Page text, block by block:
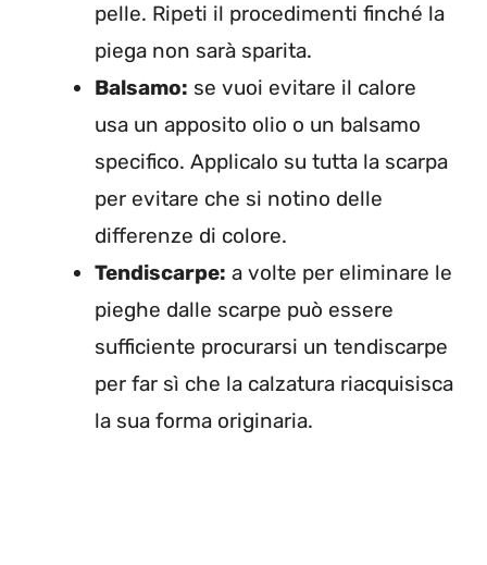
pelle. Ripeti il procedimenti finché la
piega non sarà sparita.
Balsamo: se vuoi evitare il calore
usa un apposito olio o un balsamo
specifico. Applicalo su tutta la scarpa
per evitare che si notino delle
differenze di colore.
Tendiscarpe: a volte per eliminare le
pieghe dalle scarpe può essere
sufficiente procurarsi un tendiscarpe
per far sì che la calzatura riacquisisca
la sua forma originaria.